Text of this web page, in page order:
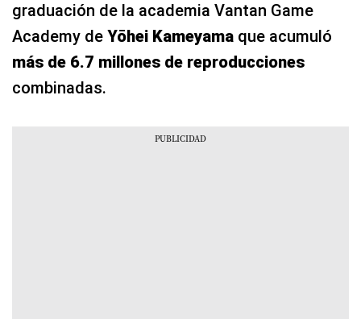
graduación de la academia Vantan Game
Academy de Yōhei Kameyama que acumuló
más de 6.7 millones de reproducciones
combinadas.